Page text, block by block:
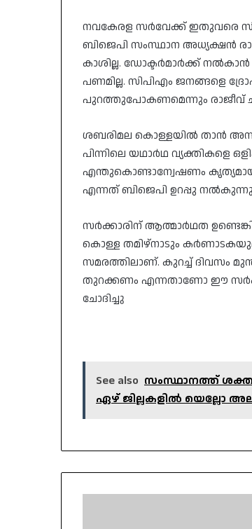
നവകേരള സർവേക്ക് ഇതുവരെ
ബിജെപി സംസ്ഥാന അധ്യക്ഷൻ
കാശില്ല. ഡോക്ടർമാർക്ക്
പണമില്ല. സിപിഎം ജനങ്ങളെ
പുറത്തുപോകണമെന്നും രാജീവ്
ശബരിമല കൊള്ളയിൽ താൻ
പിന്നിലെ യഥാർഥ വ്യക്തികളെ
എന്തുകൊണ്ടാന്വേഷണം
എന്നത് ബിജെപി ഉറപ്പു
സർക്കാരിന് ആത്മാർഥത
കൊള്ള തമിഴ്‌നാടും
സമരത്തിലാണ്. കുറച്ച് ദിവസം
തുറക്കണം എന്നതാണോ ഈ
ചോദിച്ചു
See also സംസ്ഥാനത്ത്
ഏഴ് ജില്ലകളിൽ യെല്ലോ